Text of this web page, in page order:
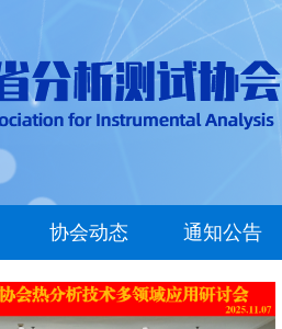
协会动态 通知公告